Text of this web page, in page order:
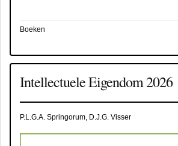
Boeken
Intellectuele Eigendom 2026
P.L.G.A. Springorum, D.J.G. Visser